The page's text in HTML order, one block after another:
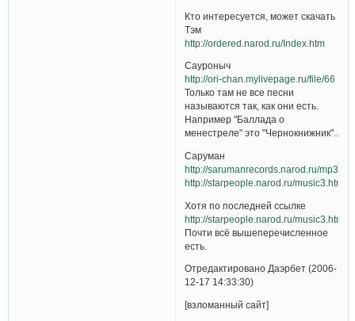
Кто интересуется, может скачать
Тэм
http://ordered.narod.ru/Index.htm
Сауроныч
http://ori-chan.mylivepage.ru/file/66
Только там не все песни
называются так, как они есть.
Например "Баллада о
менестреле" это "Чернокнижник"..
Саруман
http://sarumanrecords.narod.ru/
http://starpeople.narod.ru/
Хотя по последней ссылке
http://starpeople.narod.ru/music3.htm
Почти всё вышеперечисленное
есть.
Отредактировано Даэрбет (2006-
12-17 14:33:30)
[взломанный сайт]